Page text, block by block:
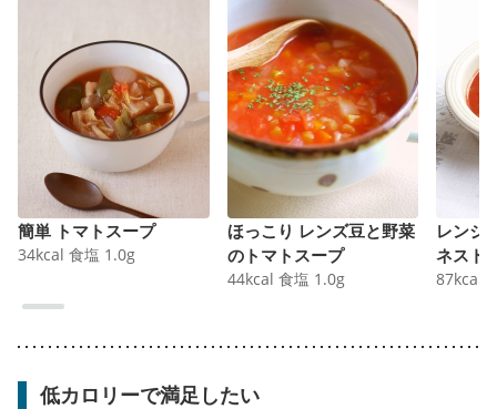
簡単 トマトスープ
34kcal 食塩 1.0g
ほっこり レンズ豆と野菜
のトマトスープ
44kcal 食塩 1.0g
レンジ
ネスト
87kcal
低カロリーで満足したい